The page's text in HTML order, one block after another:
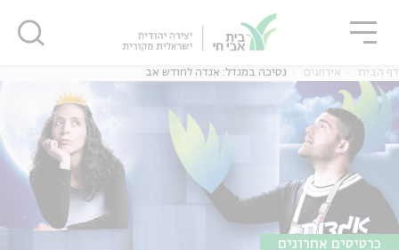
דף הבית אירועים נסיכה במגדל: אגדה לחודש אב
כרטיסים אחרונים
סגור